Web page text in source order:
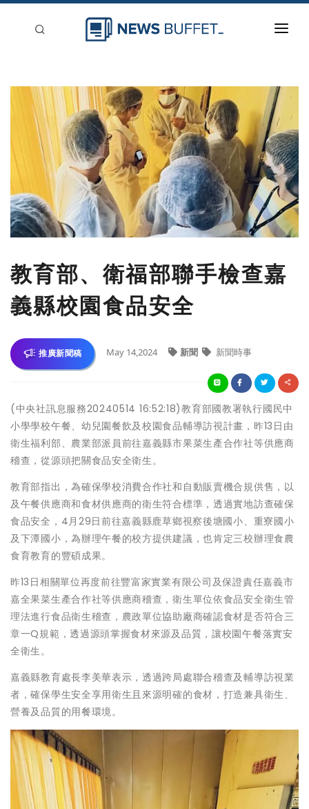
新聞稿分類
登入
刊登
教育部、衛福部聯手檢查嘉
義縣校園食品安全
推廣新聞稿 May 14,2024 新聞 新聞時事
(中央社訊息服務20240514 16:52:18)教育部國教署執行國民中
小學學校午餐、幼兒園餐飲及校園食品輔導訪視計畫，昨13日由
衛生福利部、農業部派員前往嘉義縣市果菜生產合作社等供應商
稽查，從源頭把關食品安全衛生。
教育部指出，為確保學校消費合作社和自動販賣機合規供售，以
及午餐供應商和食材供應商的衛生符合標準，透過實地訪查確保
食品安全，4月29日前往嘉義縣鹿草鄉視察後塘國小、重寮國小
及下潭國小，為辦理午餐的校方提供建議，也肯定三校辦理食農
食育教育的豐碩成果。
昨13日相關單位再度前往豐富家實業有限公司及保證責任嘉義市
嘉全果菜生產合作社等供應商稽查，衛生單位依食品安全衛生管
理法進行食品衛生稽查，農政單位協助廠商確認食材是否符合三
章一Q規範，透過源頭掌握食材來源及品質，讓校園午餐落實安
全衛生。
嘉義縣教育處長李美華表示，透過跨局處聯合稽查及輔導訪視業
者，確保學生安全享用衛生且來源明確的食材，打造兼具衛生、
營養及品質的用餐環境。